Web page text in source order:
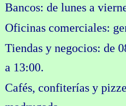
Bancos: de lunes a
Oficinas comerciales:
Tiendas y negocios: de
a 13:00.
Cafés, confiterías y